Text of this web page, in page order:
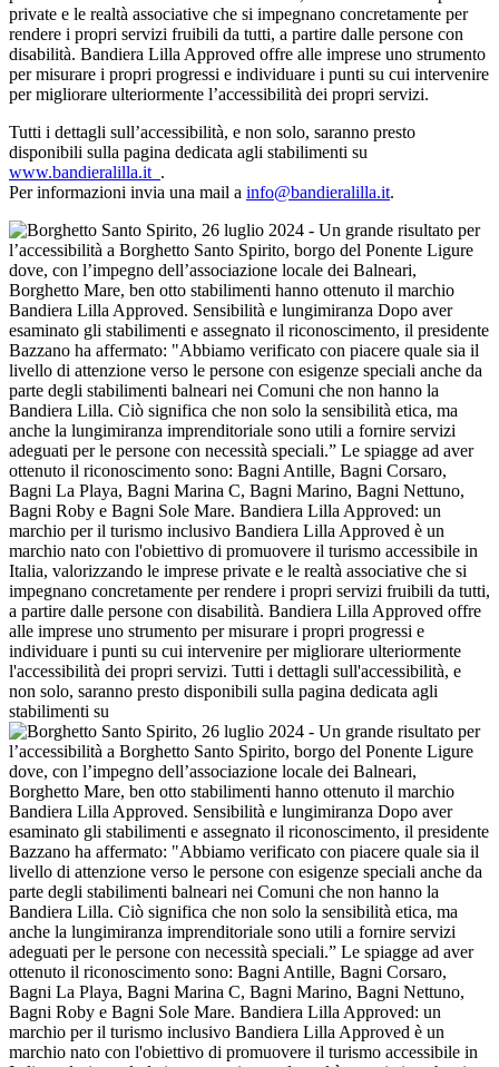
private e le realtà associative che si impegnano concretamente per
rendere i propri servizi fruibili da tutti, a partire dalle persone con
disabilità. Bandiera Lilla Approved offre alle imprese uno strumento
per misurare i propri progressi e individuare i punti su cui intervenire
per migliorare ulteriormente l’accessibilità dei propri servizi.
Tutti i dettagli sull’accessibilità, e non solo, saranno presto
disponibili sulla pagina dedicata agli stabilimenti su
www.bandieralilla.it .
Per informazioni invia una mail a info@bandieralilla.it.